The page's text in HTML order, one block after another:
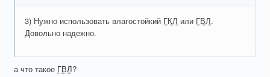
3) Нужно использовать влагостойкий ГКЛ или ГВЛ.
Довольно надежно.
а что такое ГВЛ?